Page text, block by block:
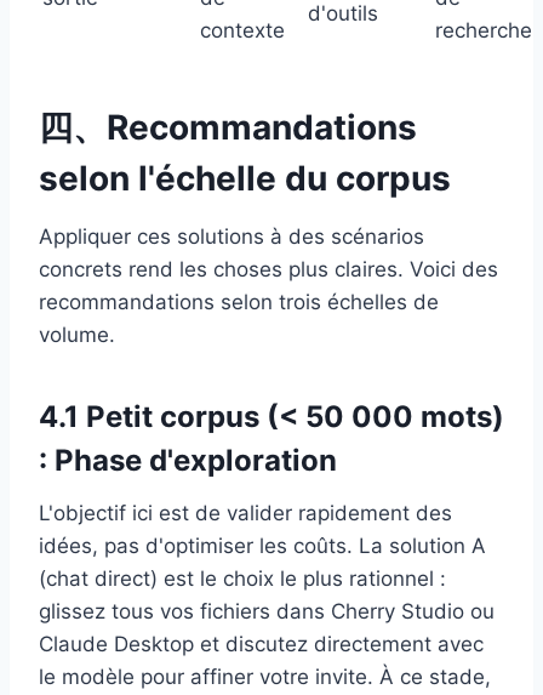
contexte
d'outils
recherche
四、Recommandations
selon l'échelle du corpus
Appliquer ces solutions à des scénarios
concrets rend les choses plus claires. Voici des
recommandations selon trois échelles de
volume.
4.1 Petit corpus (< 50 000 mots)
: Phase d'exploration
L'objectif ici est de valider rapidement des
idées, pas d'optimiser les coûts. La solution A
(chat direct) est le choix le plus rationnel :
glissez tous vos fichiers dans Cherry Studio ou
Claude Desktop et discutez directement avec
le modèle pour affiner votre invite. À ce stade,